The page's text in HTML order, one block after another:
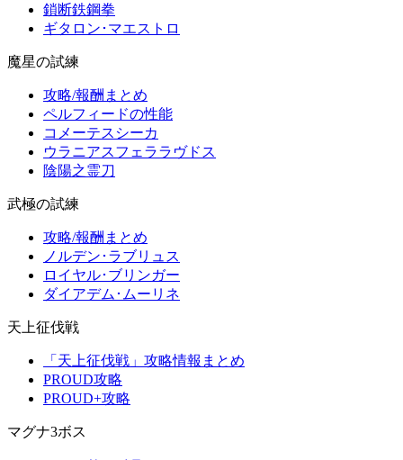
鎖断鉄鋼拳
ギタロン･マエストロ
魔星の試練
攻略/報酬まとめ
ペルフィードの性能
コメーテスシーカ
ウラニアスフェララヴドス
陰陽之霊刀
武極の試練
攻略/報酬まとめ
ノルデン･ラブリュス
ロイヤル･ブリンガー
ダイアデム･ムーリネ
天上征伐戦
「天上征伐戦」攻略情報まとめ
PROUD攻略
PROUD+攻略
マグナ3ボス